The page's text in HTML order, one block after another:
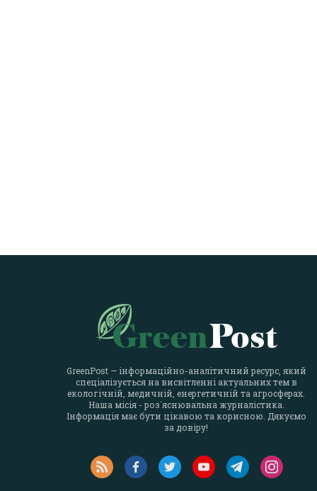
GreenPost — інформаційно-аналітичний ресурс, який
спеціалізується на висвітленні актуальних тем в
екологічній, медичній, енергетичній та агросферах.
Наша місія - роз`яснювальна журналістика.
Інформація має бути цікавою та корисною. Дякуємо
за довіру!